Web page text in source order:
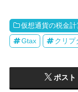
仮想通貨の税金
Gtax
クリプ
ポスト